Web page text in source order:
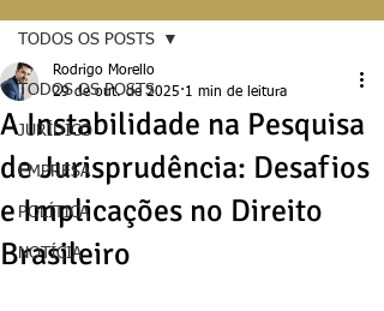
TODOS OS POSTS
JURÍDICO
EMPRESA
POLÍTICA
NOTÍCIA
TODOS OS POSTS
A Instabilidade na Pesquisa
de Jurisprudência: Desafios
e Implicações no Direito
Brasileiro
Rodrigo Morello
29 de out. de 2025 1 min de leitura